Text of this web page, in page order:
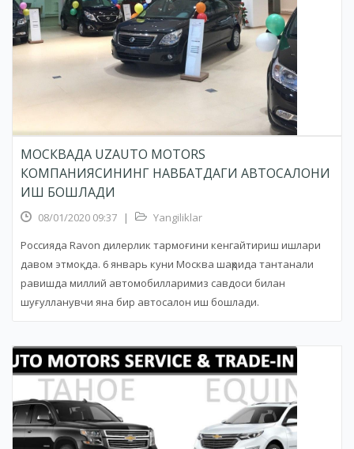
МОСКВАДА UZAUTO MOTORS
КОМПАНИЯСИНИНГ НАВБАТДАГИ АВТОСАЛОНИ
ИШ БОШЛАДИ
08/01/2020 09:37 |
Yangiliklar
Россияда Ravon дилерлик тармоғини кенгайтириш ишлари
давом этмоқда. 6 январь куни Москва шаҳрида тантанали
равишда миллий автомобилларимиз савдоси билан
шуғулланувчи яна бир автосалон иш бошлади.